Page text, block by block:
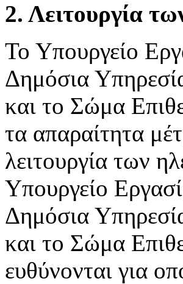
2. Λειτουργία
Το Υπουργείο
Δημόσια
και το Σώμα
τα απαραίτητα
λειτουργία των
Υπουργείο
Δημόσια
και το Σώμα
ευθύνονται για